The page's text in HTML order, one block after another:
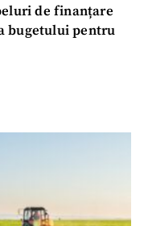
de finanțare
bugetului pentru